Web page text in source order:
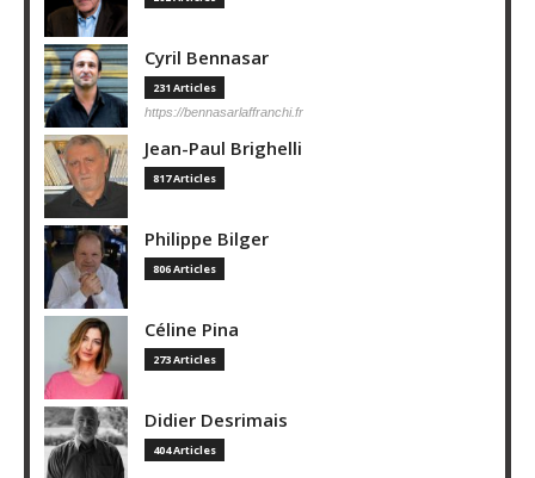
Cyril Bennasar
231 Articles
https://bennasarlaffranchi.fr
Jean-Paul Brighelli
817 Articles
Philippe Bilger
806 Articles
Céline Pina
273 Articles
Didier Desrimais
404 Articles